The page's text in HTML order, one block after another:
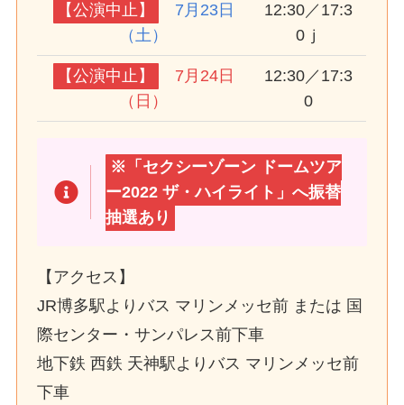
【公演中止】
7月23日
（土）
12:30／17:3
0ｊ
【公演中止】
7月24日
（日）
12:30／17:3
0
※「セクシーゾーン ドームツア
ー2022 ザ・ハイライト」へ振替
抽選あり
【アクセス】
JR博多駅よりバス マリンメッセ前 または 国
際センター・サンパレス前下車
地下鉄 西鉄 天神駅よりバス マリンメッセ前
下車